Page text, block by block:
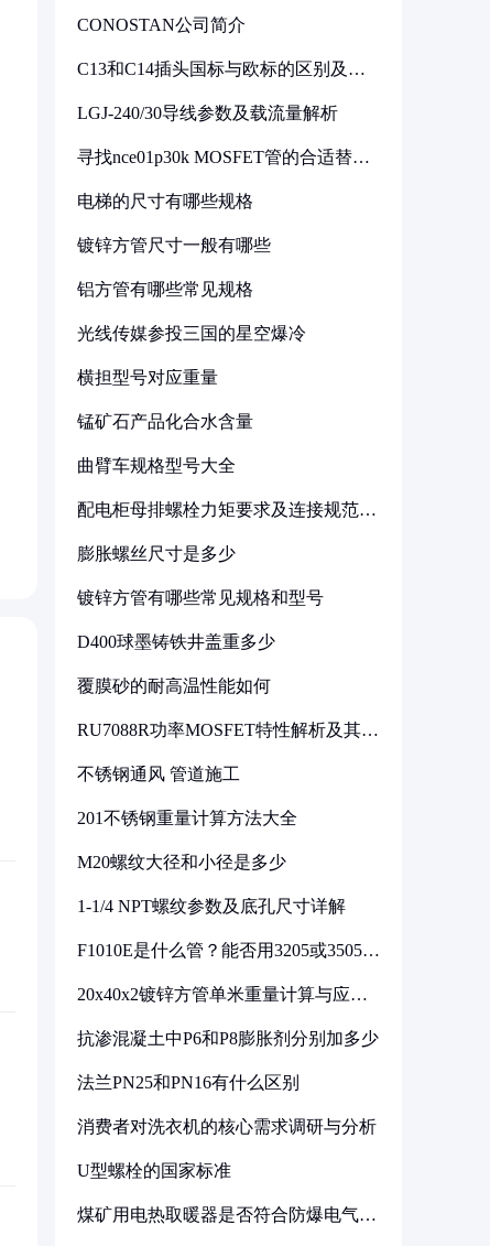
CONOSTAN公司简介
C13和C14插头国标与欧标的区别及其
LGJ-240/30导线参数及载流量解析
寻找nce01p30k MOSFET管的合适替代
电梯的尺寸有哪些规格
镀锌方管尺寸一般有哪些
铝方管有哪些常见规格
光线传媒参投三国的星空爆冷
横担型号对应重量
锰矿石产品化合水含量
曲臂车规格型号大全
配电柜母排螺栓力矩要求及连接规范详
膨胀螺丝尺寸是多少
镀锌方管有哪些常见规格和型号
D400球墨铸铁井盖重多少
覆膜砂的耐高温性能如何
RU7088R功率MOSFET特性解析及其在
不锈钢通风 管道施工
201不锈钢重量计算方法大全
M20螺纹大径和小径是多少
1-1/4 NPT螺纹参数及底孔尺寸详解
F1010E是什么管？能否用3205或3505代
20x40x2镀锌方管单米重量计算与应用
抗渗混凝土中P6和P8膨胀剂分别加多少
法兰PN25和PN16有什么区别
消费者对洗衣机的核心需求调研与分析
U型螺栓的国家标准
煤矿用电热取暖器是否符合防爆电气设